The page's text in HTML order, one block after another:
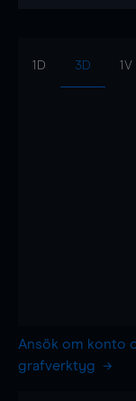
1D 3D 1V
Ansök om konto
grafverktyg